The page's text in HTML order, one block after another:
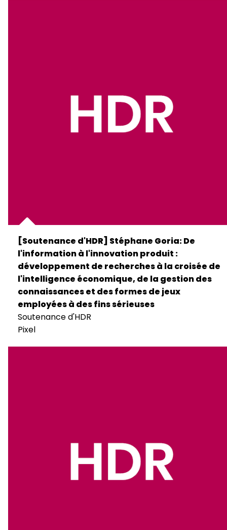
[Soutenance d'HDR] Stéphane Goria: De
l'information à l'innovation produit :
développement de recherches à la croisée de
l'intelligence économique, de la gestion des
connaissances et des formes de jeux
employées à des fins sérieuses
Soutenance d'HDR
Pixel